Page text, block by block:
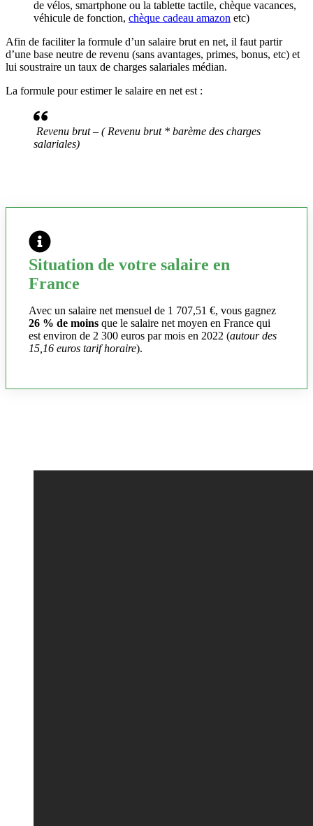
de vélos, smartphone ou la tablette tactile, chèque vacances,
véhicule de fonction, chèque cadeau amazon etc)
Afin de faciliter la formule d’un salaire brut en net, il faut partir
d’une base neutre de revenu (sans avantages, primes, bonus, etc) et
lui soustraire un taux de charges salariales médian.
La formule pour estimer le salaire en net est :
Revenu brut – ( Revenu brut * barème des charges
salariales)
Situation de votre salaire en
France
Avec un salaire net mensuel de 1 707,51 €, vous gagnez
26 % de moins que le salaire net moyen en France qui
est environ de 2 300 euros par mois en 2022 (autour des
15,16 euros tarif horaire).